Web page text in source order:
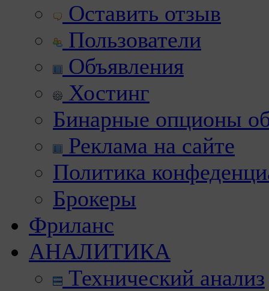
Оставить отзыв
Пользователи
Объявления
Хостинг
Бинарные опционы
Реклама на сайте
Политика
Брокеры
Фриланс
АНАЛИТИКА
Технический анализ